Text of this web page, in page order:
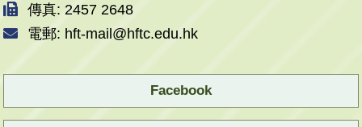
傳真: 2457 2648
電郵: hft-mail@hftc.edu.hk
Facebook